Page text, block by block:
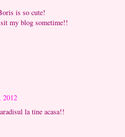
is so cute!
my blog sometime!!
2012
la tine acasa!!